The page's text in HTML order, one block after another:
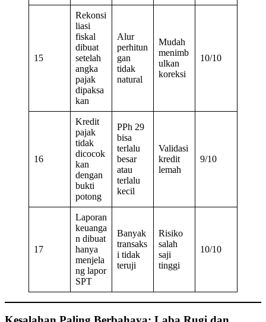
15
Rekonsi
liasi
fiskal
dibuat
setelah
angka
pajak
dipaksa
kan
Alur
perhitun
gan
tidak
natural
Mudah
menimb
ulkan
koreksi
10/10
16
Kredit
pajak
tidak
dicocok
kan
dengan
bukti
potong
PPh 29
bisa
terlalu
besar
atau
terlalu
kecil
Validasi
kredit
lemah
9/10
17
Laporan
keuanga
n dibuat
hanya
menjela
ng lapor
SPT
Banyak
transaks
i tidak
teruji
Risiko
salah
saji
tinggi
10/10